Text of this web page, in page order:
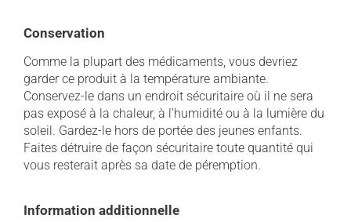
Conservation
Comme la plupart des médicaments, vous devriez
garder ce produit à la température ambiante.
Conservez-le dans un endroit sécuritaire où il ne sera
pas exposé à la chaleur, à l'humidité ou à la lumière du
soleil. Gardez-le hors de portée des jeunes enfants.
Faites détruire de façon sécuritaire toute quantité qui
vous resterait après sa date de péremption.
Information additionnelle